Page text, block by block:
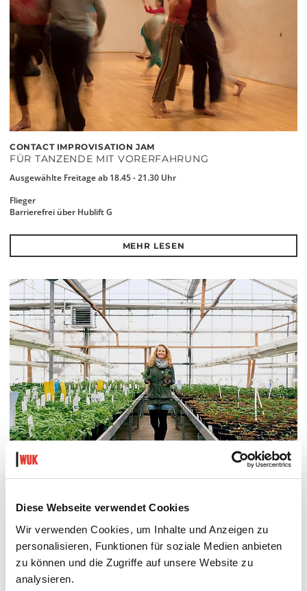
Diese Webseite verwendet Cookies
Wir verwenden Cookies, um Inhalte und Anzeigen zu
personalisieren, Funktionen für soziale Medien anbieten
zu können und die Zugriffe auf unsere Website zu
analysieren.
CONTACT IMPROVISATION JAM
FÜR TANZENDE MIT VORERFAHRUNG
Ausgewählte Freitage ab 18.45 - 21.30 Uhr
Flieger
Barrierefrei über Hublift G
MEHR LESEN
FRISCHES AUS DEM MARCHFELD BESTELLEN UND
ABHOLEN
jeden Di und Fr im WUK abholen
Informationsbüro